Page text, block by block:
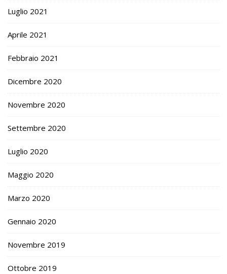
Luglio 2021
Aprile 2021
Febbraio 2021
Dicembre 2020
Novembre 2020
Settembre 2020
Luglio 2020
Maggio 2020
Marzo 2020
Gennaio 2020
Novembre 2019
Ottobre 2019